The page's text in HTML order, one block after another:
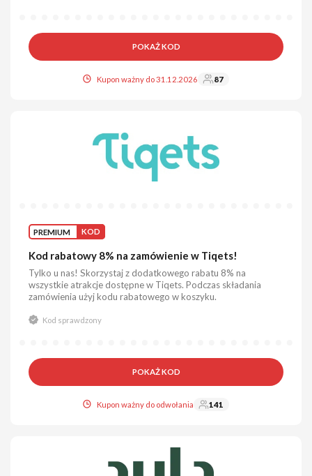
POKAŻ KOD
Kupon ważny do 31.12.2026 87
PREMIUM KOD
Kod rabatowy 8% na zamówienie w Tiqets!
Tylko u nas! Skorzystaj z dodatkowego rabatu 8% na
wszystkie atrakcje dostępne w Tiqets. Podczas składania
zamówienia użyj kodu rabatowego w koszyku.
Kod sprawdzony
POKAŻ KOD
Kupon ważny do odwołania 141